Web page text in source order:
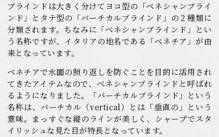
ブラインドは大きく分けてヨコ型の「ベネシャンブライ
ンド」とタテ型の「バーチカルブラインド」の２種類に
分類されます。ちなみに「ベネシャンブラインド」とい
う名称ですが、イタリアの地名である「ベネチア」が由
来となっています。
ベネチアで水面の照り返しを防ぐことを目的に活用され
てきたアイテムなので、ベネシャンブラインドと呼ばれ
るようになりました。「バーチカルブラインド」という
名称は、バーチカル（vertical）とは「垂直の」という
意味。まっすぐな縦のラインが美しく、シャープでスタ
イリッシュな見た目が特長となっています。